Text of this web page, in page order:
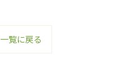
一覧に戻る